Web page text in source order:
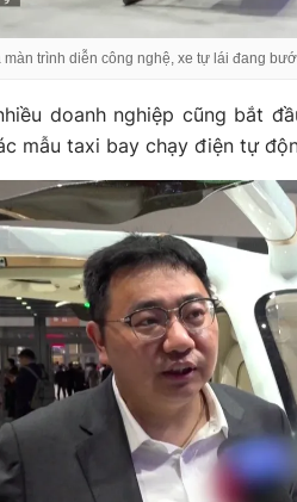
màn trình diễn công nghệ, xe tự lái đang
doanh nghiệp cũng bắt
mẫu taxi bay chạy điện tự